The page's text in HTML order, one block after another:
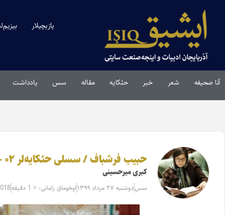
یازیچیلار
آنا صحیفه شعر خبر حئکایه مقاله‌ سس یادداشت
حبیب فرشباف / سسلی حئکایه‌لر ۰۲ – سسلندیرن: کبری میرحسینی
کبری میرحسینی
سسدوشنبه ۲۷ مرداد ۱۳۹۹ اوخوماق زامانی: < 1 دقیقه